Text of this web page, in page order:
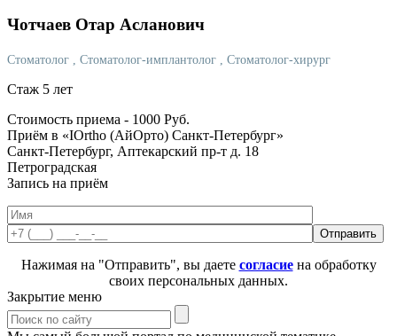
Чотчаев Отар Асланович
Стоматолог , Стоматолог-имплантолог , Стоматолог-хирург
Стаж 5 лет
Стоимость приема - 1000 Руб.
Приём в «IOrtho (АйОрто) Санкт-Петербург»
Санкт-Петербург, Аптекарский пр-т д. 18
Петроградская
Запись на приём
Нажимая на "Отправить", вы даете согласиена обработку
своих персональных данных.
Закрытие меню